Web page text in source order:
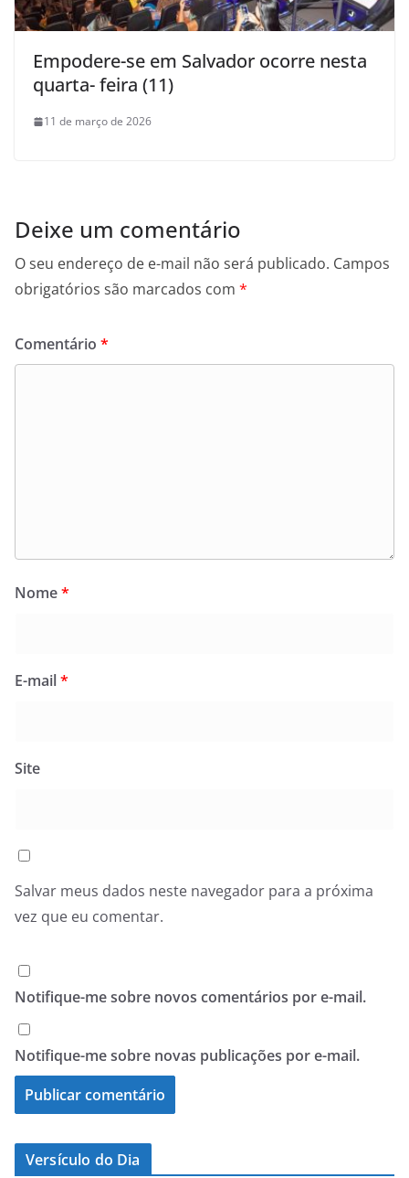
Empodere-se em Salvador ocorre nesta
quarta- feira (11)
11 de março de 2026
Deixe um comentário
O seu endereço de e-mail não será publicado. Campos
obrigatórios são marcados com *
Comentário *
Nome*
E-mail*
Site
Salvar meus dados neste navegador para a próxima
vez que eu comentar.
Notifique-me sobre novos comentários por e-mail.
Notifique-me sobre novas publicações por e-mail.
Versículo do Dia